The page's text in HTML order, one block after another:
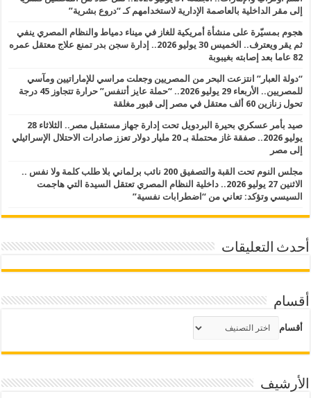
إلى مقر الداخلية بالعاصمة الإدارية لاستخدامهم كـ “دروع بشرية”
هجوم بمسيّرة على منشأة أمريكية للغاز في ميناء دمياط والنظام المصري ينفي
ثم يقر ويعترف.. الخميس 30 يوليو 2026.. إدارة سجن بدر تمنع علاج معتقل عمره
82 عاما بعد إصابته بغيبوبة
“دولة العبار” انتزعت البحر من المصريين وجعلت مراسي للإماراتيين ومآسي
للمصريين.. الأربعاء 29 يوليو 2026.. “حملة عايز أتنفس” حرارة تتجاوز 45 درجة
تحول زنازين 60 ألف معتقل في مصر إلى قبور مغلقة
صيد بأمر عسكري بحيرة البردويل تحت إدارة جهاز مستقبل مصر.. الثلاثاء 28
يوليو 2026.. صفقة غاز محتملة بـ 20 مليار دولار تعزز صادرات الاحتلال الإسرائيلي
إلى مصر
مجلس النوم تحت القبة والتصفيق 200 نائب برلماني بلا طلب كلمة ولا نفس ..
الاثنين 27 يوليو 2026.. داخلية النظام المصري تعتقل السيدة التي هاجمت
السيسي وتؤكد: تعاني من “اضطرابات نفسية”
أحدث التعليقات
أقسام
أقسام
الأرشيف